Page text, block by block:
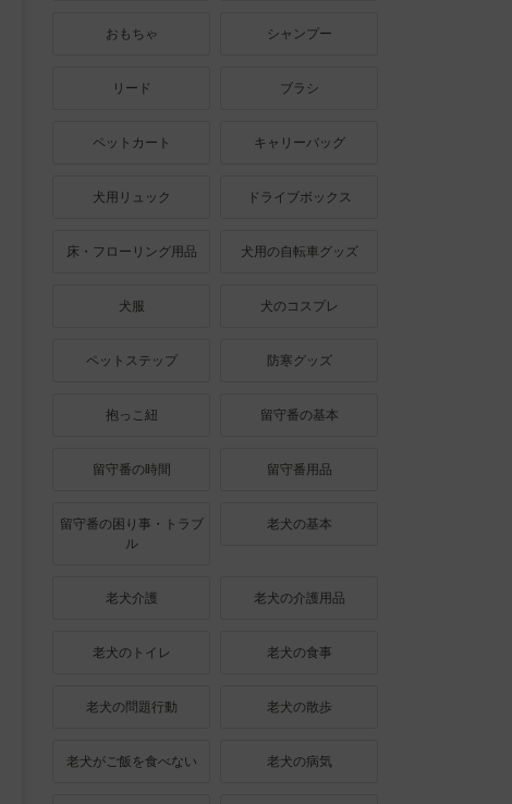
おもちゃ シャンプー
リード ブラシ
ペットカート キャリーバッグ
犬用リュック ドライブボックス
床・フローリング用品 犬用の自転車グッズ
犬服 犬のコスプレ
ペットステップ 防寒グッズ
抱っこ紐 留守番の基本
留守番の時間 留守番用品
留守番の困り事・トラブ
ル
老犬の基本
老犬介護 老犬の介護用品
老犬のトイレ 老犬の食事
老犬の問題行動 老犬の散歩
老犬がご飯を食べない 老犬の病気